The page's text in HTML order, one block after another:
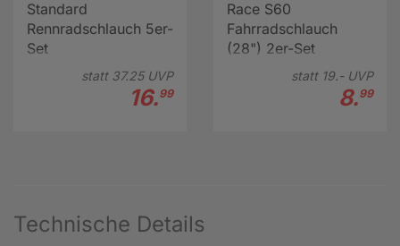
Standard
Rennradschlauch 5er-
Set
statt 37.25UVP
16.99
Race S60
Fahrradschlauch
(28") 2er-Set
statt 19.-UVP
8.99
Technische Details